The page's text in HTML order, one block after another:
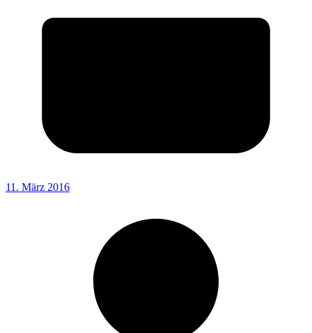
11. März 2016